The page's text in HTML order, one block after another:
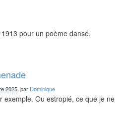
pour un poème dansé.
2025, par Dominique
exemple. Ou estropié, ce que je ne